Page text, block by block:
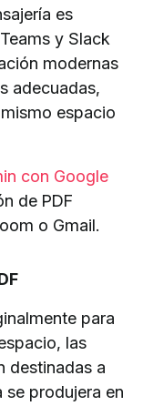
es
y Slack
modernas
adecuadas,
espacio
con Google
de PDF
o Gmail.
para
las
destinadas a
produjera en